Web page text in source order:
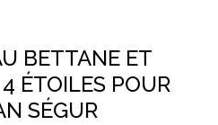
BETTANE ET
ÉTOILES POUR
SÉGUR